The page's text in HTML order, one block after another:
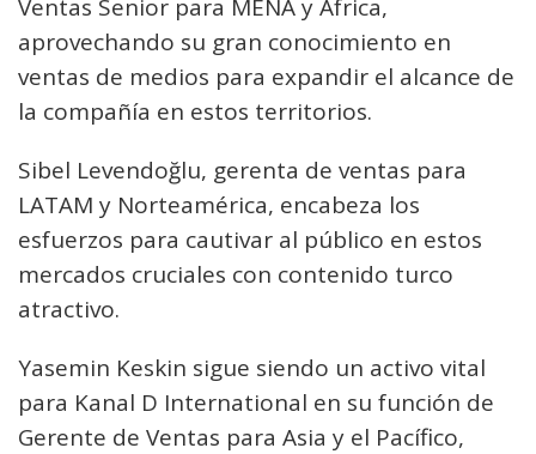
Ventas Senior para MENA y África,
aprovechando su gran conocimiento en
ventas de medios para expandir el alcance de
la compañía en estos territorios.
Sibel Levendoğlu, gerenta de ventas para
LATAM y Norteamérica, encabeza los
esfuerzos para cautivar al público en estos
mercados cruciales con contenido turco
atractivo.
Yasemin Keskin sigue siendo un activo vital
para Kanal D International en su función de
Gerente de Ventas para Asia y el Pacífico,